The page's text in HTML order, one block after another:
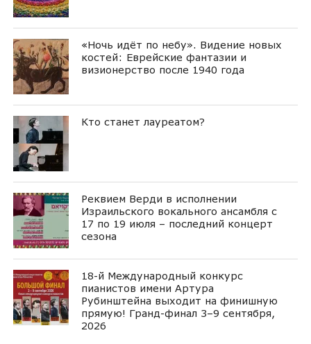
«Ночь идёт по небу». Видение новых
костей: Еврейские фантазии и
визионерство после 1940 года
Кто станет лауреатом?
Реквием Верди в исполнении
Израильского вокального ансамбля с
17 по 19 июля – последний концерт
сезона
18-й Международный конкурс
пианистов имени Артура
Рубинштейна выходит на финишную
прямую! Гранд-финал 3–9 сентября,
2026